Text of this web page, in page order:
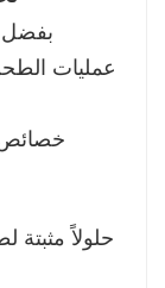
بفضل
عمليات
خصائص